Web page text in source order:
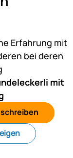
Erfahrung mit
bei deren
mit